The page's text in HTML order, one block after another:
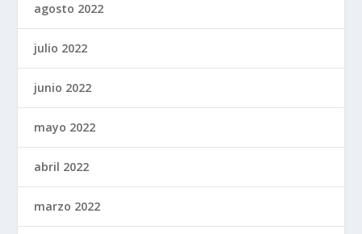
agosto 2022
julio 2022
junio 2022
mayo 2022
abril 2022
marzo 2022